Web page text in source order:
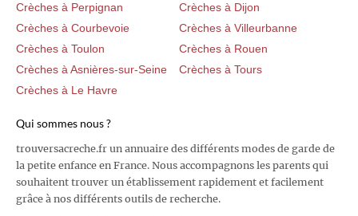
Crèches à Perpignan
Crèches à Dijon
Crèches à Courbevoie
Crèches à Villeurbanne
Crèches à Toulon
Crèches à Rouen
Crèches à Asnières-sur-Seine
Crèches à Tours
Crèches à Le Havre
Qui sommes nous ?
trouversacreche.fr un annuaire des différents modes de garde de
la petite enfance en France. Nous accompagnons les parents qui
souhaitent trouver un établissement rapidement et facilement
grâce à nos différents outils de recherche.